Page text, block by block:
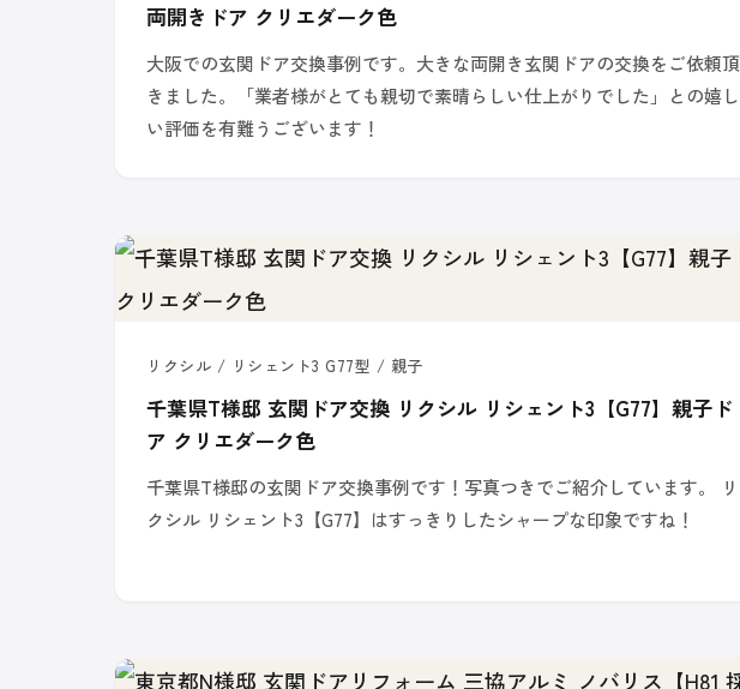
両開きドア クリエダーク色
大阪での玄関ドア交換事例です。大きな両開き玄関ドアの交換をご依頼頂
きました。「業者様がとても親切で素晴らしい仕上がりでした」との嬉し
い評価を有難うございます！
リクシル / リシェント3 G77型 / 親子
千葉県T様邸 玄関ドア交換 リクシル リシェント3【G77】親子ド
ア クリエダーク色
千葉県T様邸の玄関ドア交換事例です！写真つきでご紹介しています。 リ
クシル リシェント3【G77】はすっきりしたシャープな印象ですね！